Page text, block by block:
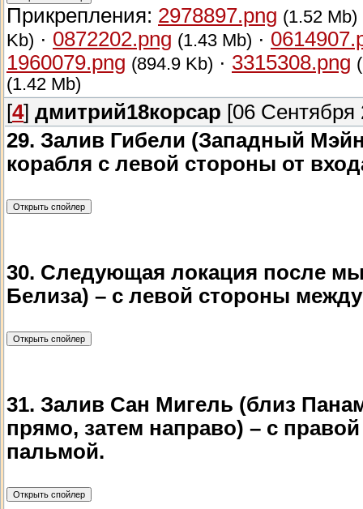
Прикрепления: 2978897.png (1.52 Mb)
Kb) · 0872202.png (1.43 Mb) ·
1960079.png (894.9 Kb) · 3315308.png
(1.42 Mb)
[4] дмитрий18корсар [06 Сентября
29. Залив Гибели (Западный
корабля с левой стороны от
30. Следующая локация после
Белиза) – с левой стороны
31. Залив Сан Мигель (близ
прямо, затем направо) – с
пальмой.